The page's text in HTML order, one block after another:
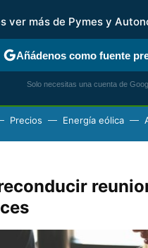
Y CONTABILIDAD KIT
DE
Precios Energía eólica
ver más de Pymes y
Añádenos como fuente
Solo necesitas una cuenta de